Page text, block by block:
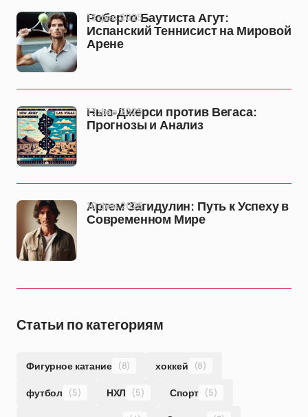
Роберто Баутиста Агут:
Испанский Теннисист на Мировой
Арене
13 фев 2025
Нью-Джерси против Вегаса:
Прогнозы и Анализ
13 фев 2025
Артем Загидулин: Путь к Успеху в
Современном Мире
10 фев 2025
Статьи по категориям
Фигурное катание (8) хоккей (8)
футбол (5) НХЛ (5) Спорт (5)